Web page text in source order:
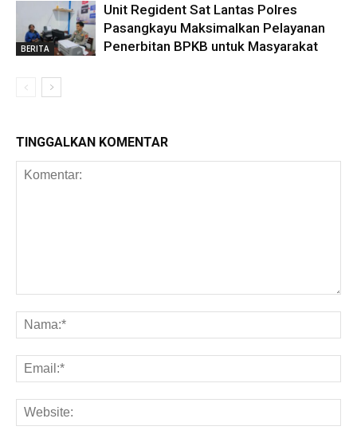
BERITA
Unit Regident Sat Lantas Polres
Pasangkayu Maksimalkan Pelayanan
Penerbitan BPKB untuk Masyarakat
TINGGALKAN KOMENTAR